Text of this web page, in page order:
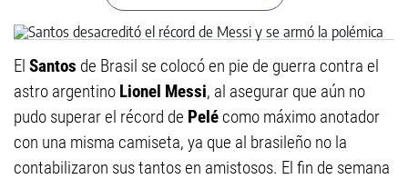
El Santos de Brasil se colocó en pie de guerra contra el
astro argentino Lionel Messi, al asegurar que aún no
pudo superar el récord de Pelé como máximo anotador
con una misma camiseta, ya que al brasileño no la
contabilizaron sus tantos en amistosos. El fin de semana